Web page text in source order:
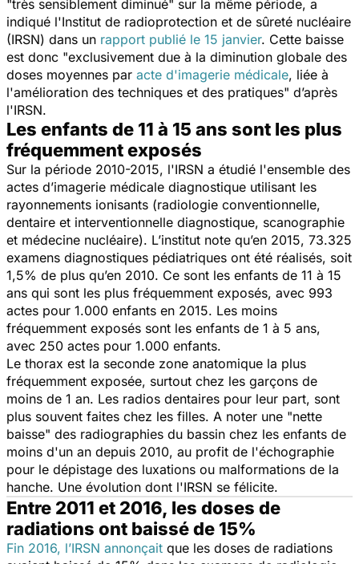
"très sensiblement diminué" sur la même période, a
indiqué l'Institut de radioprotection et de sûreté nucléaire
(IRSN) dans un rapport publié le 15 janvier. Cette baisse
est donc "exclusivement due à la diminution globale des
doses moyennes par acte d'imagerie médicale, liée à
l'amélioration des techniques et des pratiques" d’après
l'IRSN.
Les enfants de 11 à 15 ans sont les plus
fréquemment exposés
Sur la période 2010-2015, l'IRSN a étudié l'ensemble des
actes d’imagerie médicale diagnostique utilisant les
rayonnements ionisants (radiologie conventionnelle,
dentaire et interventionnelle diagnostique, scanographie
et médecine nucléaire). L’institut note qu’en 2015, 73.325
examens diagnostiques pédiatriques ont été réalisés, soit
1,5% de plus qu’en 2010. Ce sont les enfants de 11 à 15
ans qui sont les plus fréquemment exposés, avec 993
actes pour 1.000 enfants en 2015. Les moins
fréquemment exposés sont les enfants de 1 à 5 ans,
avec 250 actes pour 1.000 enfants.
Le thorax est la seconde zone anatomique la plus
fréquemment exposée, surtout chez les garçons de
moins de 1 an. Les radios dentaires pour leur part, sont
plus souvent faites chez les filles. A noter une "nette
baisse" des radiographies du bassin chez les enfants de
moins d'un an depuis 2010, au profit de l'échographie
pour le dépistage des luxations ou malformations de la
hanche. Une évolution dont l'IRSN se félicite.
Entre 2011 et 2016, les doses de
radiations ont baissé de 15%
Fin 2016, l’IRSN annonçait que les doses de radiations